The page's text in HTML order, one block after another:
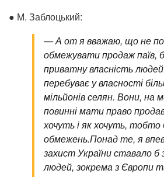
● М. Заблоцький:
— А от я вважаю, що не
обмежувати продаж паїв,
приватну власність
перебуває у власності
мільйонів селян. Вони, на
повинні мати право
хочуть і як хочуть, тобто
обмежень.Понад те, я
захист України ставало б
людей, зокрема з Європи